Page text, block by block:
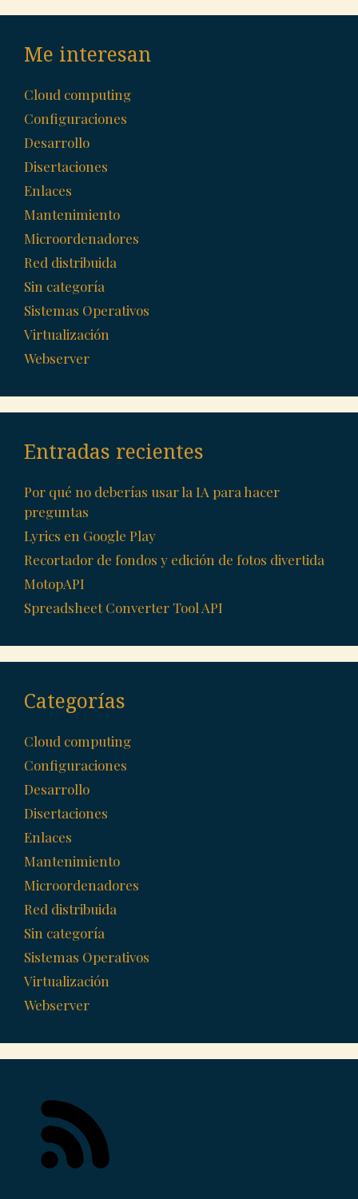
Me interesan
Cloud computing
Configuraciones
Desarrollo
Disertaciones
Enlaces
Mantenimiento
Microordenadores
Red distribuida
Sin categoría
Sistemas Operativos
Virtualización
Webserver
Entradas recientes
Por qué no deberías usar la IA para hacer
preguntas
Lyrics en Google Play
Recortador de fondos y edición de fotos divertida
MotopAPI
Spreadsheet Converter Tool API
Categorías
Cloud computing
Configuraciones
Desarrollo
Disertaciones
Enlaces
Mantenimiento
Microordenadores
Red distribuida
Sin categoría
Sistemas Operativos
Virtualización
Webserver